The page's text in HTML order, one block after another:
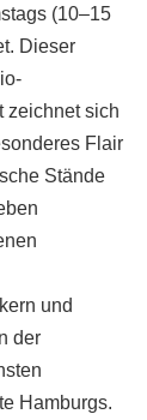
(10–15
Dieser
zeichnet sich
Flair
Stände
und
der
Hamburgs.